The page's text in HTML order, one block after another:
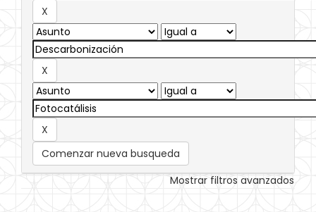
Comenzar nueva busqueda
Mostrar filtros avanzados